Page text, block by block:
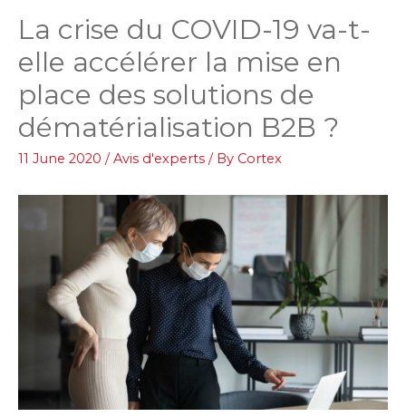
La crise du COVID-19 va-t-
elle accélérer la mise en
place des solutions de
dématérialisation B2B ?
11 June 2020 /Avis d'experts / By Cortex